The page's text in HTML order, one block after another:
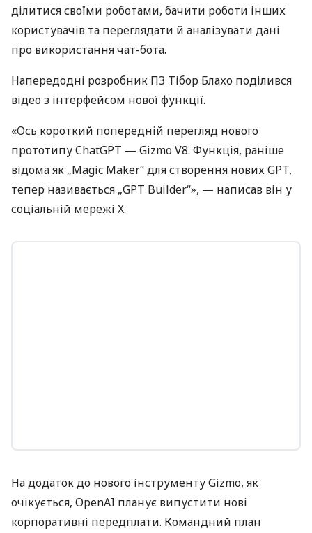
ділитися своїми роботами, бачити роботи інших
користувачів та переглядати й аналізувати дані
про використання чат-бота.
Напередодні розробник ПЗ Тібор Блахо поділився
відео з інтерфейсом нової функції.
«Ось короткий попередній перегляд нового
прототипу ChatGPT — Gizmo V8. Функція, раніше
відома як „Magic Maker“ для створення нових GPT,
тепер називається „GPT Builder“», — написав він у
соціальній мережі Х.
На додаток до нового інструменту Gizmo, як
очікується, OpenAI планує випустити нові
корпоративні передплати. Командний план